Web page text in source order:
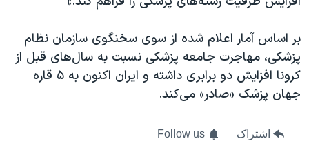
بر اساس آمار اعلام شده از سوی سخنگوی سازمان نظام
پزشکی، مهاجرت جامعه پزشکی نسبت به سال‌های قبل از
کرونا افزایش دو برابری داشته و ایران اکنون به ۵ قاره
جهان پزشک «صادر» می‌کند.
اشتراک Follow us